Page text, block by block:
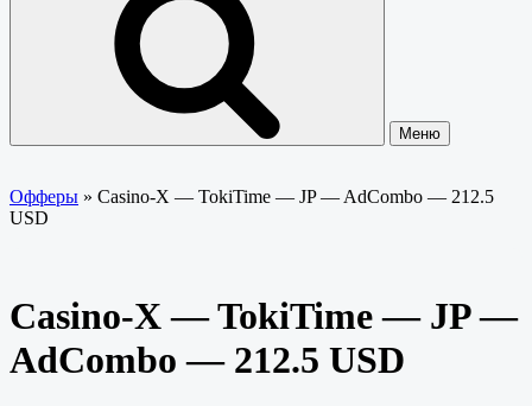
Меню
Офферы » Casino-X — TokiTime — JP — AdCombo — 212.5
USD
Casino-X — TokiTime — JP —
AdCombo — 212.5 USD